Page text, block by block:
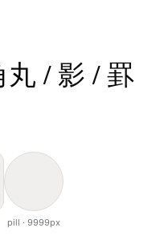
/ 影 / 罫
pill · 9999px